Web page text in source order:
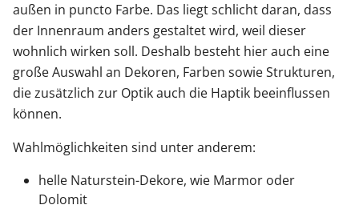
außen in puncto Farbe. Das liegt schlicht daran, dass
der Innenraum anders gestaltet wird, weil dieser
wohnlich wirken soll. Deshalb besteht hier auch eine
große Auswahl an Dekoren, Farben sowie Strukturen,
die zusätzlich zur Optik auch die Haptik beeinflussen
können.
Wahlmöglichkeiten sind unter anderem:
helle Naturstein-Dekore, wie Marmor oder
Dolomit